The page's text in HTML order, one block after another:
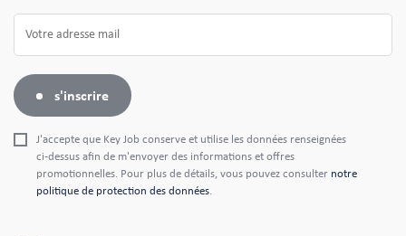
s'inscrire
J'accepte que Key Job conserve et utilise les données renseignées
ci-dessus afin de m'envoyer des informations et offres
promotionnelles. Pour plus de détails, vous pouvez consulter notre
politique de protection des données.